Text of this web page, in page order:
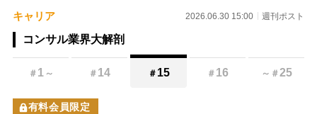
キャリア 2026.06.30 15:00 週刊ポスト
コンサル業界大解剖
＃ 1 ～ ＃ 14 ＃ 15 ＃ 16 ～ ＃25
有料会員限定